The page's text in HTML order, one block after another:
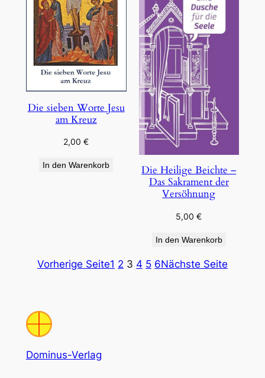
Die sieben Worte Jesu
am Kreuz
2,00€
In den Warenkorb
Die Heilige Beichte –
Das Sakrament der
Versöhnung
5,00€
In den Warenkorb
Vorherige Seite1 2 3 4 5 6Nächste Seite
Dominus-Verlag